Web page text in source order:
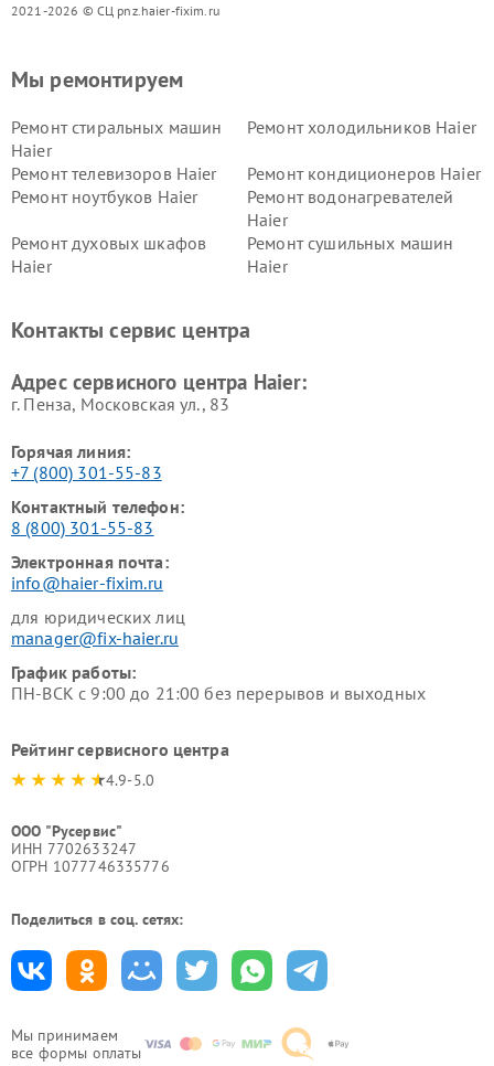
2021-2026 © СЦ pnz.haier-fixim.ru
Мы принимаем
все формы оплаты
Мы ремонтируем
Ремонт стиральных машин
Haier
Ремонт холодильников Haier
Ремонт телевизоров Haier
Ремонт кондиционеров Haier
Ремонт ноутбуков Haier
Ремонт водонагревателей
Haier
Ремонт духовых шкафов
Haier
Ремонт сушильных машин
Haier
Ремонт роботов-пылесосов
Ремонт посудомоечных
Контакты сервис центра
Адрес сервисного центра Haier:
г. Пенза, Московская ул., 83
Горячая линия:
+7 (800) 301-55-83
Контактный телефон:
8 (800) 301-55-83
Электронная почта:
info@haier-fixim.ru
для юридических лиц
manager@fix-haier.ru
График работы:
ПН-ВСК с 9:00 до 21:00 без перерывов и выходных
Рейтинг сервисного центра
4.9-5.0
ООО "Русервис"
ИНН 7702633247
ОГРН 1077746335776
Поделиться в соц. сетях: